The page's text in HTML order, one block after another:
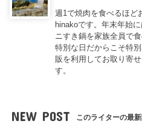
週1で焼肉を食べるほど
hinakoです。年末年始
ニすき鍋を家族全員で
特別な日だからこそ特
販を利用してお取り寄
す。
NEW POST このライターの最